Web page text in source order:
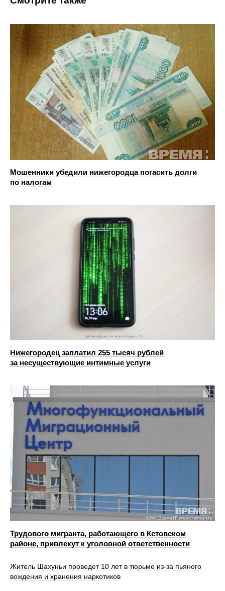
Мошенники убедили нижегородца погасить долги
по налогам
Нижегородец заплатил 255 тысяч рублей
за несуществующие интимные услуги
Трудового мигранта, работающего в Кстовском
районе, привлекут к уголовной ответственности
Житель Шахуньи проведет 10 лет в тюрьме из-за пьяного
вождения и хранения наркотиков